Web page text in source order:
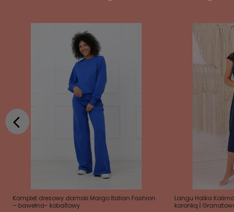
Komplet dresowy damski Margo Italian Fashion
– bawełna- kobaltowy
Langu Halka
koronką |